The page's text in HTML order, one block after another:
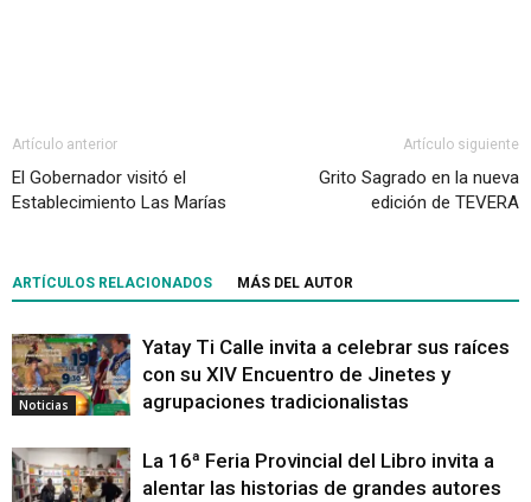
Artículo anterior
El Gobernador visitó el
Establecimiento Las Marías
Artículo siguiente
Grito Sagrado en la nueva
edición de TEVERA
ARTÍCULOS RELACIONADOS MÁS DEL AUTOR
Noticias
Yatay Ti Calle invita a celebrar sus raíces
con su XIV Encuentro de Jinetes y
agrupaciones tradicionalistas
La 16ª Feria Provincial del Libro invita a
alentar las historias de grandes autores